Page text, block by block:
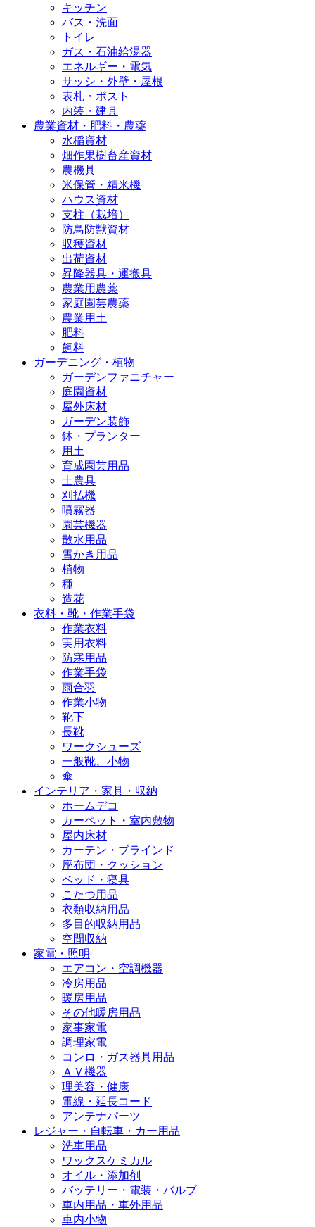
キッチン
バス・洗面
トイレ
ガス・石油給湯器
エネルギー・電気
サッシ・外壁・屋根
表札・ポスト
内装・建具
農業資材・肥料・農薬
水稲資材
畑作果樹畜産資材
農機具
米保管・精米機
ハウス資材
支柱（栽培）
防鳥防獣資材
収穫資材
出荷資材
昇降器具・運搬具
農業用農薬
家庭園芸農薬
農業用土
肥料
飼料
ガーデニング・植物
ガーデンファニチャー
庭園資材
屋外床材
ガーデン装飾
鉢・プランター
用土
育成園芸用品
土農具
刈払機
噴霧器
園芸機器
散水用品
雪かき用品
植物
種
造花
衣料・靴・作業手袋
作業衣料
実用衣料
防寒用品
作業手袋
雨合羽
作業小物
靴下
長靴
ワークシューズ
一般靴、小物
傘
インテリア・家具・収納
ホームデコ
カーペット・室内敷物
屋内床材
カーテン・ブラインド
座布団・クッション
ベッド・寝具
こたつ用品
衣類収納用品
多目的収納用品
空間収納
家電・照明
エアコン・空調機器
冷房用品
暖房用品
その他暖房用品
家事家電
調理家電
コンロ・ガス器具用品
ＡＶ機器
理美容・健康
電線・延長コード
アンテナパーツ
レジャー・自転車・カー用品
洗車用品
ワックスケミカル
オイル・添加剤
バッテリー・電装・バルブ
車内用品・車外用品
車内小物